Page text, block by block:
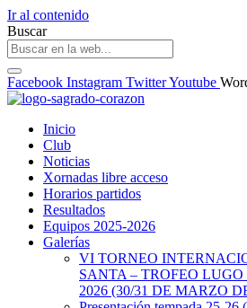
Ir al contenido
Buscar
Facebook Instagram TwitterYoutube
Inicio
Club
Noticias
Xornadas libre acceso
Horarios partidos
Resultados
Equipos 2025-2026
Galerías
VI TORNEO
SANTA – TROFEO LUGO
2026 (30/31 DE MARZO